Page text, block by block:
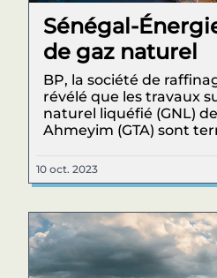
Sénégal-
de gaz naturel
BP, la société de
révélé que les travaux
naturel liquéfié (GNL)
Ahmeyim (GTA) sont
10 oct. 2023